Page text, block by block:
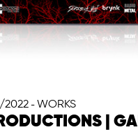
- WORKS
|